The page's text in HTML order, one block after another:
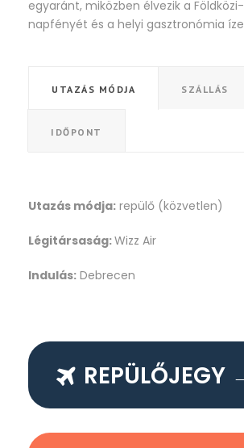
egyaránt, miközben élvezik a
napfényét és a helyi gasztronómia
UTAZÁS MÓDJA SZÁLLÁS
IDŐPONT
Utazás módja: repülő (közvetlen)
Légitársaság:Wizz Air
Indulás: Debrecen
REPÜLŐJEGY